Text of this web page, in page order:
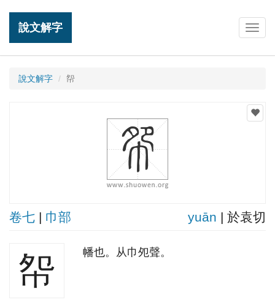
說文解字
說文解字 㠾
卷七 | 巾部 yuān | 於袁切
㠾 幡也。从巾夗聲。